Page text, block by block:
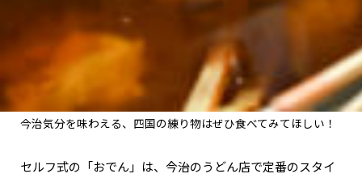
今治気分を味わえる、四国の練り物はぜひ食べてみてほしい！
セルフ式の「おでん」は、今治のうどん店で定番のスタイ